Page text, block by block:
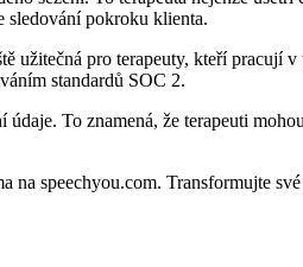
sledování pokroku klienta.
užitečná pro terapeuty, kteří pracují
standardů SOC 2.
To znamená, že terapeuti
speechyou.com. Transformujte